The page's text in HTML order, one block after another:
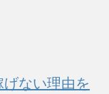
ない理由を